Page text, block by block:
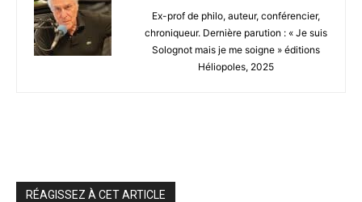
Ex-prof de philo, auteur, conférencier,
chroniqueur. Dernière parution : « Je suis
Solognot mais je me soigne » éditions
Héliopoles, 2025
RÉAGISSEZ À CET ARTICLE